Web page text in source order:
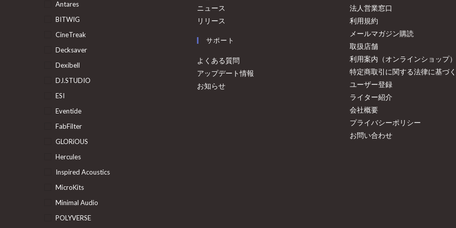
Antares
BITWIG
CineTreak
Decksaver
Dexibell
DJ.STUDIO
ESI
Eventide
FabFilter
GLORiOUS
Hercules
Inspired Acoustics
MicroKits
Minimal Audio
POLYVERSE
ニュース
リリース
サポート
よくある質問
アップデート情報
お知らせ
法人営業窓口
利用規約
メールマガジン購読
取扱店舗
利用案内（オンラインショップ）
特定商取引に関する法律に基づ
ユーザー登録
ライター紹介
会社概要
プライバシーポリシー
お問い合わせ